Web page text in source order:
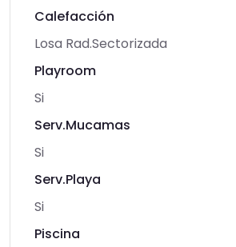
Calefacción
Losa Rad.Sectorizada
Playroom
Si
Serv.Mucamas
Si
Serv.Playa
Si
Piscina